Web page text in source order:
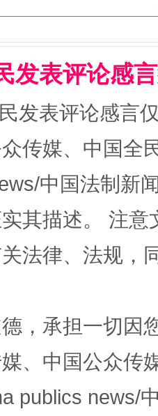
开幕 规模
工作
发表评论感
发表评论感言
传媒、中国全
中国法制新
其描述。 注
法律、法规，
，承担一切因
、中国公众传
publics news/